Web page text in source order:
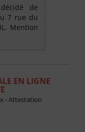
de
7 rue du
Mention
EN LIGNE
- Attestation